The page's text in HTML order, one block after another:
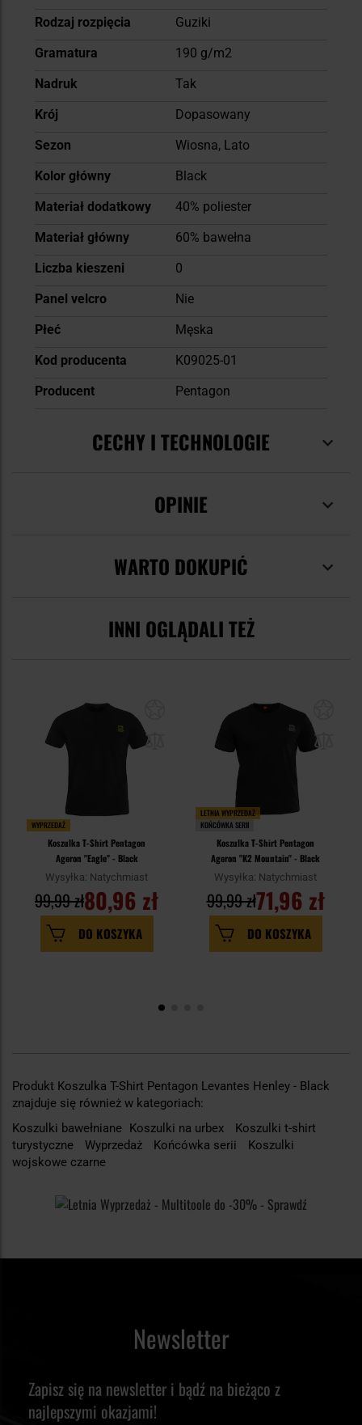
Rodzaj rozpięcia
Guziki
Gramatura
190 g/m2
Nadruk
Tak
Krój
Dopasowany
Sezon
Wiosna, Lato
Kolor główny
Black
Materiał dodatkowy
40% poliester
Materiał główny
60% bawełna
Liczba kieszeni
0
Panel velcro
Nie
Płeć
Męska
Kod producenta
K09025-01
Producent
Pentagon
CECHY I TECHNOLOGIE
OPINIE
WARTO DOKUPIĆ
INNI OGLĄDALI TEŻ
WYPRZEDAŻ
Koszulka T-Shirt Pentagon
Ageron "Eagle" - Black
Wysyłka: Natychmiast
80,96 zł
99,99 zł
DO KOSZYKA
LETNIA WYPRZEDAŻ
KOŃCÓWKA SERII
Koszulka T-Shirt Pentagon
Ageron "K2 Mountain" - Black
Wysyłka: Natychmiast
71,96 zł
99,99 zł
DO KOSZYKA
Produkt Koszulka T-Shirt Pentagon Levantes Henley - Black
znajduje się również w kategoriach:
Koszulki bawełniane Koszulki na urbex
Koszulki t-shirt
turystyczne
Wyprzedaż Końcówka serii
Koszulki
wojskowe czarne
Newsletter
Zapisz się na newsletter i bądź na bieżąco z
najlepszymi okazjami!